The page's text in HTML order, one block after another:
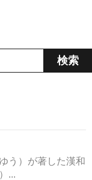
う）が著した漢和
...